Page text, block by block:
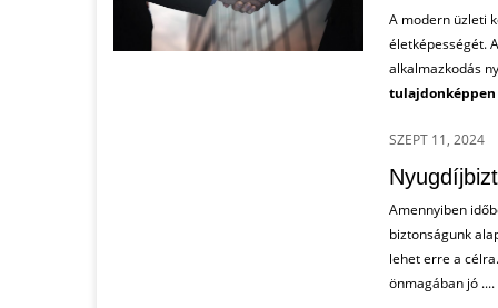
A modern üzleti
életképességét.
alkalmazkodás
tulajdonképpen
SZEPT 11, 2024
Amennyiben
biztonságunk
lehet erre a
önmagában jó ....